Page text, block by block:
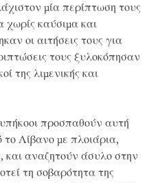
μία περίπτωση τους
καύσιμα και
οι αιτήσεις τους για
τους ξυλοκόπησαν
της λιμενικής και
προσπαθούν αυτή
Λίβανο με πλοιάρια,
και αναζητούν άσυλο στην
τη σοβαρότητα της